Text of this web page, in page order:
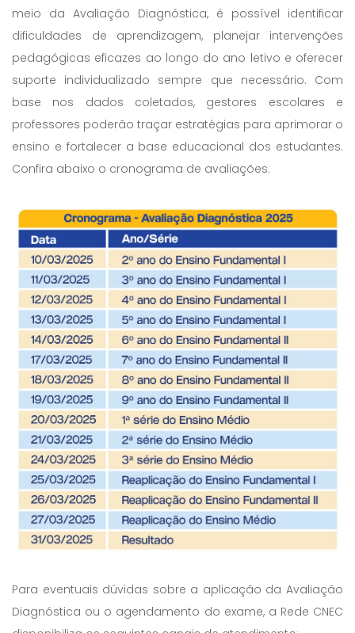
meio da Avaliação Diagnóstica, é possível identificar
dificuldades de aprendizagem, planejar intervenções
pedagógicas eficazes ao longo do ano letivo e oferecer
suporte individualizado sempre que necessário. Com
base nos dados coletados, gestores escolares e
professores poderão traçar estratégias para aprimorar o
ensino e fortalecer a base educacional dos estudantes.
Confira abaixo o cronograma de avaliações:
Para eventuais dúvidas sobre a aplicação da Avaliação
Diagnóstica ou o agendamento do exame, a Rede CNEC